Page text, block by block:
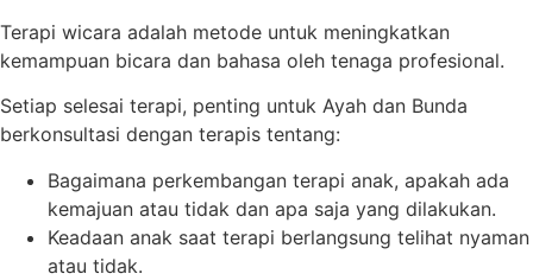
Terapi wicara adalah metode untuk meningkatkan
kemampuan bicara dan bahasa oleh tenaga profesional.
Setiap selesai terapi, penting untuk Ayah dan Bunda
berkonsultasi dengan terapis tentang:
Bagaimana perkembangan terapi anak, apakah ada
kemajuan atau tidak dan apa saja yang dilakukan.
Keadaan anak saat terapi berlangsung telihat nyaman
atau tidak.